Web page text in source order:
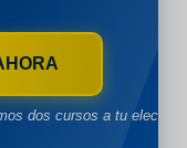
dos cursos a tu